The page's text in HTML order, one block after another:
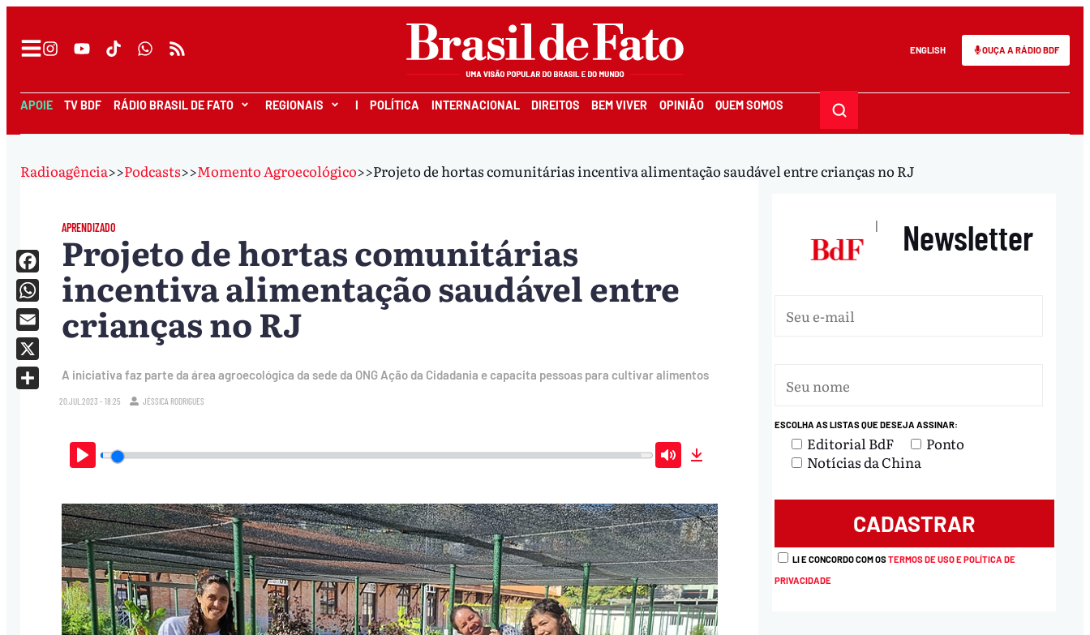
ENGLISH OUÇA A RÁDIO BDF
APOIE TV BDF RÁDIO BRASIL DE FATO REGIONAIS I POLÍTICA INTERNACIONAL DIREITOS BEM VIVER OPINIÃO QUEM SOMOS
Radioagência>>Podcasts>>Momento Agroecológico>>Projeto de hortas comunitárias incentiva alimentação saudável entre crianças no RJ
APRENDIZADO
Projeto de hortas comunitárias
incentiva alimentação saudável entre
crianças no RJ
A iniciativa faz parte da área agroecológica da sede da ONG Ação da Cidadania e capacita pessoas para cultivar alimentos
20.JUL.2023 - 18:25 JÉSSICA RODRIGUES
Play Mute
Facebook
WhatsApp
Email
X
| Newsletter
ESCOLHA AS LISTAS QUE DESEJA ASSINAR:
Editorial BdF
Ponto
Notícias da China
LI E CONCORDO COM OSTERMOS DE USO E POLÍTICA DE
PRIVACIDADE